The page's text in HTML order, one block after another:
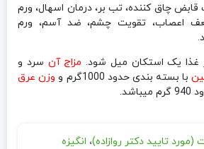
قابض چاق کننده، تب بر، درمان اسهال، ورم
اعصاب، تقویت چشم، ضد آسم، ورم
غذا یک استکان میل شود. مزاج آن سرد و
با بسته بندی حدود 1000گرم و
وزن عرق
تایید دکتر روازاده)، انگیزه